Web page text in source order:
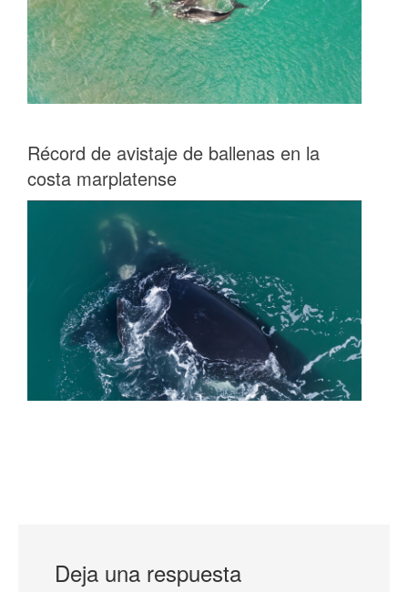
Récord de avistaje de ballenas en la
costa marplatense
Deja una respuesta